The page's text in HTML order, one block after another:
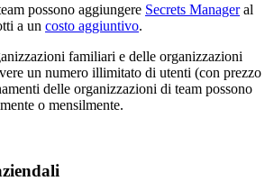
possono aggiungere Secrets Manageral
a un costo aggiuntivo.
familiari e delle organizzazioni
un numero illimitato di utenti (con prezzo
delle organizzazioni di team possono
o mensilmente.